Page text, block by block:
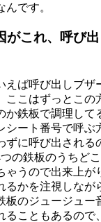
んです。
がこれ、呼び
えば呼び出しブザ
ここはずっとこの
か鉄板で調理して
シート番号で呼ぶ
ずに呼び出される
の鉄板のうちど
ゃうので出来上が
るかを注視しなが
板のジュージュー
ることもあるので